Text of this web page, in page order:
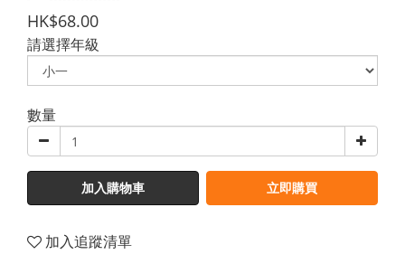
HK$68.00
請選擇年級
數量
加入購物車 立即購買
加入追蹤清單